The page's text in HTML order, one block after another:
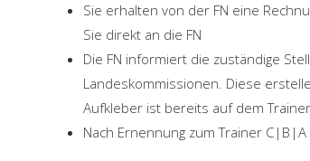
Sie erhalten von der FN eine
Sie direkt an die FN
Die FN informiert die zuständige
Landeskommissionen. Diese
Aufkleber ist bereits auf dem
Nach Ernennung zum Trainer